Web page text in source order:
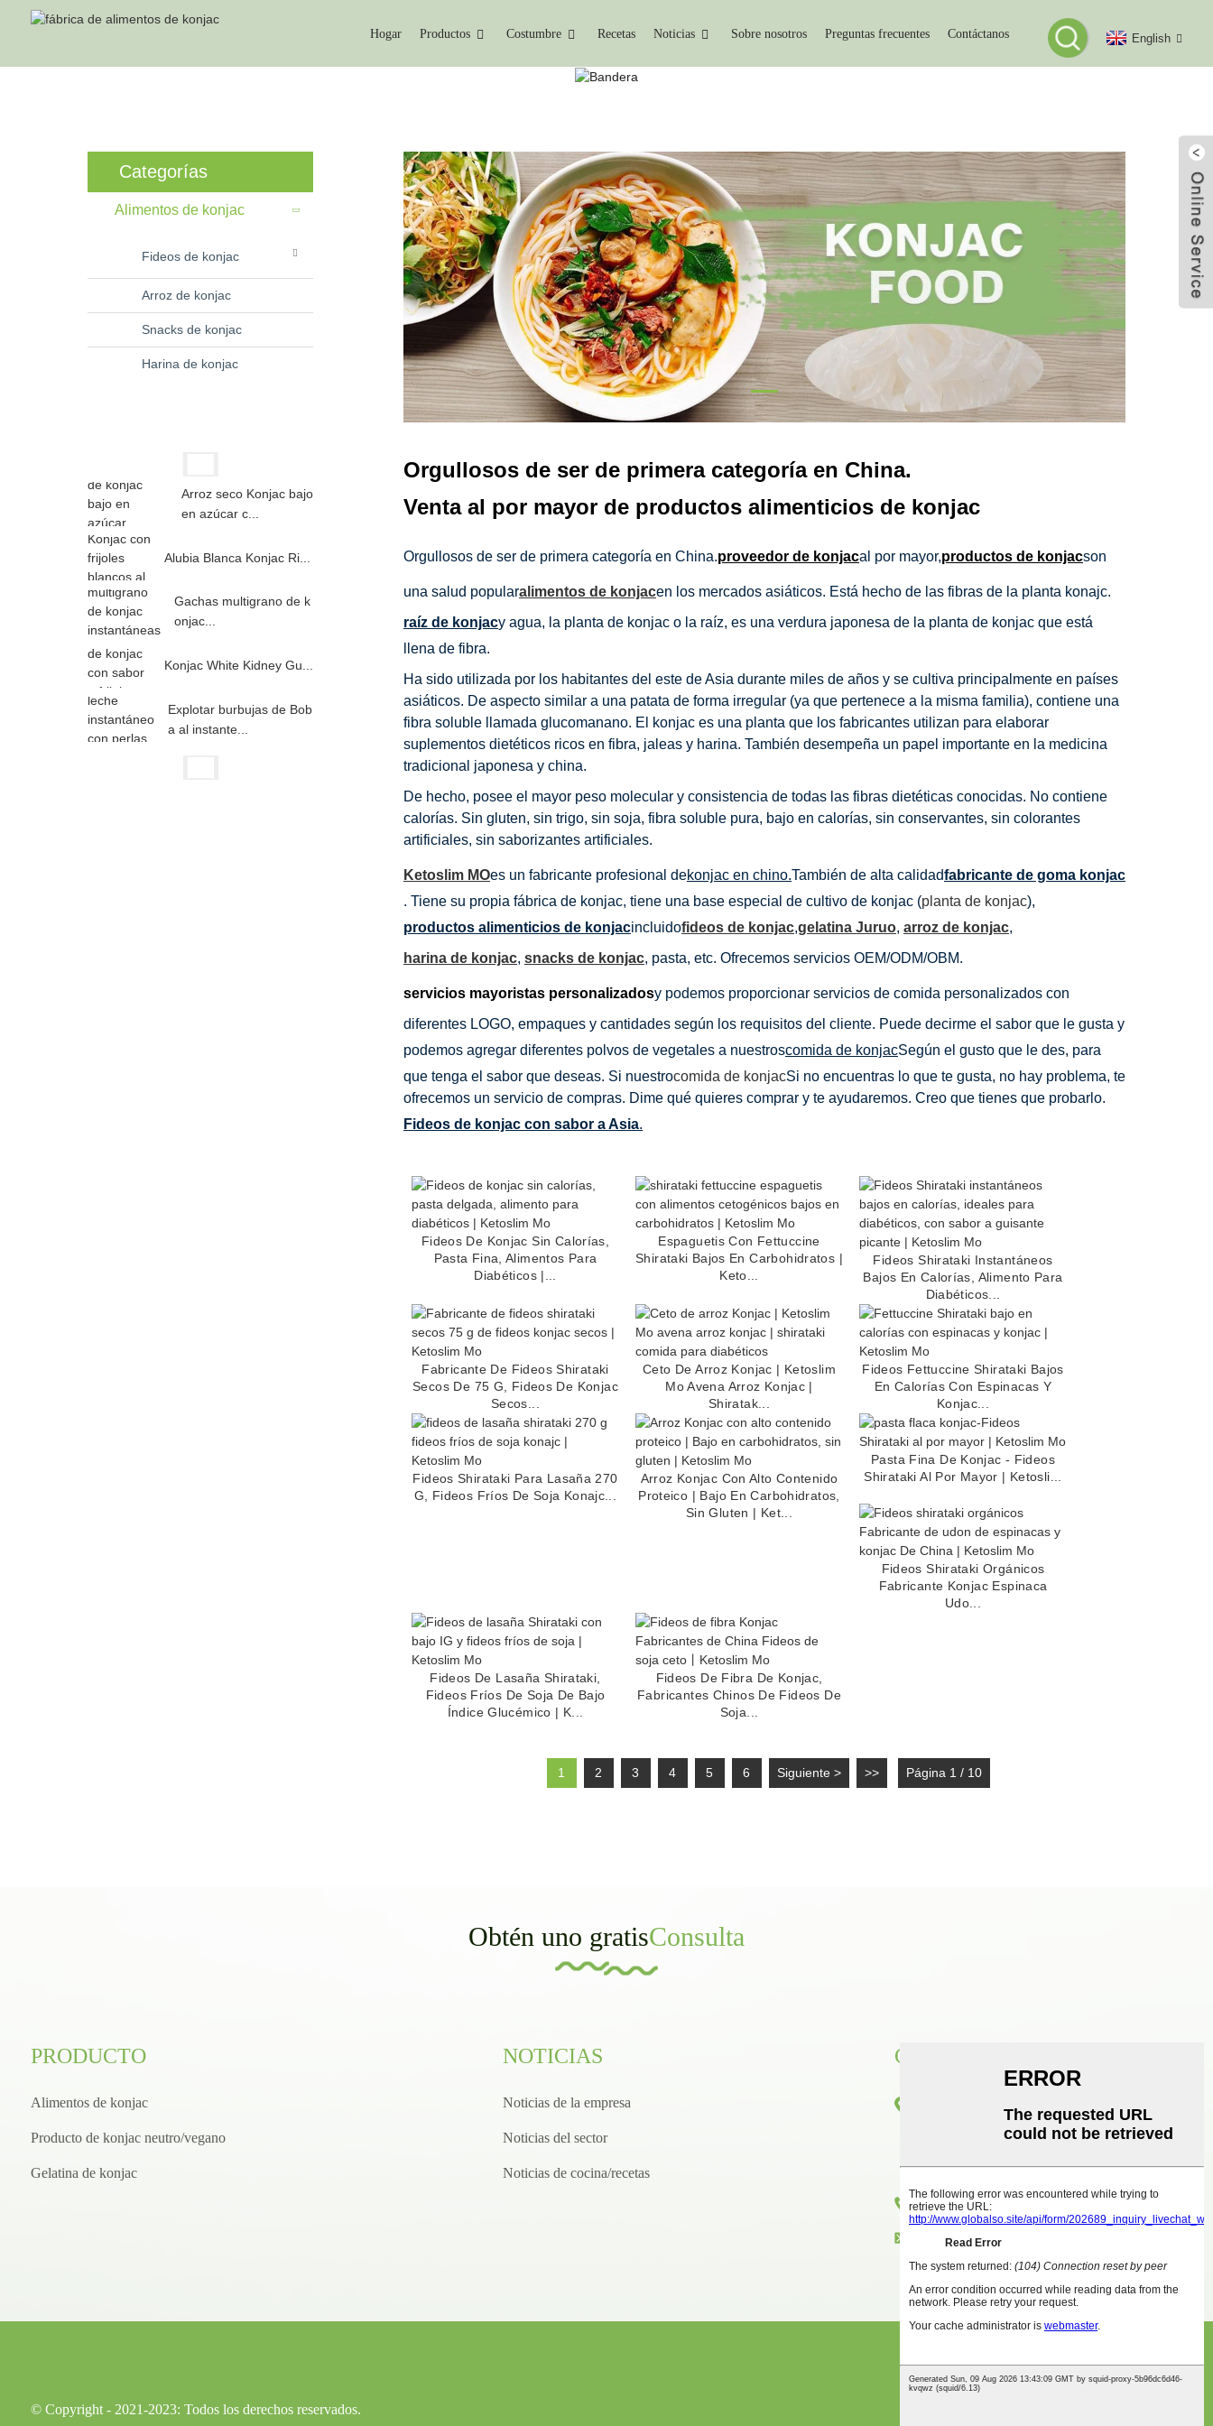
Hogar Productos Costumbre Recetas Noticias Sobre nosotros Preguntas frecuentes Contáctanos English
Categorías
Alimentos de konjac
Fideos de konjac
Arroz de konjac
Snacks de konjac
Harina de konjac
Arroz seco Konjac bajo
en azúcar c...
Alubia Blanca Konjac Ri...
Gachas multigrano de k
onjac...
Konjac White Kidney Gu...
Explotar burbujas de Bob
a al instante...
Orgullosos de ser de primera categoría en China.
Venta al por mayor de productos alimenticios de konjac
Orgullosos de ser de primera categoría en China.proveedor de konjacal por mayor,productos de konjacson
una salud popularalimentos de konjacen los mercados asiáticos. Está hecho de las fibras de la planta konajc.
raíz de konjacy agua, la planta de konjac o la raíz, es una verdura japonesa de la planta de konjac que está
llena de fibra.
Ha sido utilizada por los habitantes del este de Asia durante miles de años y se cultiva principalmente en países
asiáticos. De aspecto similar a una patata de forma irregular (ya que pertenece a la misma familia), contiene una
fibra soluble llamada glucomanano. El konjac es una planta que los fabricantes utilizan para elaborar
suplementos dietéticos ricos en fibra, jaleas y harina. También desempeña un papel importante en la medicina
tradicional japonesa y china.
De hecho, posee el mayor peso molecular y consistencia de todas las fibras dietéticas conocidas. No contiene
calorías. Sin gluten, sin trigo, sin soja, fibra soluble pura, bajo en calorías, sin conservantes, sin colorantes
artificiales, sin saborizantes artificiales.
Ketoslim MOes un fabricante profesional dekonjac en chino.También de alta calidadfabricante de goma konjac
. Tiene su propia fábrica de konjac, tiene una base especial de cultivo de konjac (planta de konjac),
productos alimenticios de konjacincluidofideos de konjac,gelatina Juruo, arroz de konjac,
harina de konjac, snacks de konjac, pasta, etc. Ofrecemos servicios OEM/ODM/OBM.
servicios mayoristas personalizadosy podemos proporcionar servicios de comida personalizados con
diferentes LOGO, empaques y cantidades según los requisitos del cliente. Puede decirme el sabor que le gusta y
podemos agregar diferentes polvos de vegetales a nuestroscomida de konjacSegún el gusto que le des, para
que tenga el sabor que deseas. Si nuestrocomida de konjacSi no encuentras lo que te gusta, no hay problema, te
ofrecemos un servicio de compras. Dime qué quieres comprar y te ayudaremos. Creo que tienes que probarlo.
Fideos de konjac con sabor a Asia.
Fideos De Konjac Sin Calorías,
Pasta Fina, Alimentos Para
Diabéticos |...
Espaguetis Con Fettuccine
Shirataki Bajos En Carbohidratos |
Keto...
Fideos Shirataki Instantáneos
Bajos En Calorías, Alimento Para
Diabéticos...
Fabricante De Fideos Shirataki
Secos De 75 G, Fideos De Konjac
Secos...
Ceto De Arroz Konjac | Ketoslim
Mo Avena Arroz Konjac |
Shiratak...
Fideos Fettuccine Shirataki Bajos
En Calorías Con Espinacas Y
Konjac...
Fideos Shirataki Para Lasaña 270
G, Fideos Fríos De Soja Konajc...
Arroz Konjac Con Alto Contenido
Proteico | Bajo En Carbohidratos,
Sin Gluten | Ket...
Pasta Fina De Konjac - Fideos
Shirataki Al Por Mayor | Ketosli...
Fideos Shirataki Orgánicos
Fabricante Konjac Espinaca
Udo...
Fideos De Lasaña Shirataki,
Fideos Fríos De Soja De Bajo
Índice Glucémico | K...
Fideos De Fibra De Konjac,
Fabricantes Chinos De Fideos De
Soja...
1 2 3 4 5 6 Siguiente > >> Página 1 / 10
Obtén uno gratisConsulta
PRODUCTO
Alimentos de konjac
Producto de konjac neutro/vegano
Gelatina de konjac
NOTICIAS
Noticias de la empresa
Noticias del sector
Noticias de cocina/recetas
CONTACTO
internacional Junhao, n.° 2, avenida
ciudad de Huizhou
+86 18825458362
zkxkonjac@hzzkx.com
© Copyright - 2021-2023: Todos los derechos reservados.